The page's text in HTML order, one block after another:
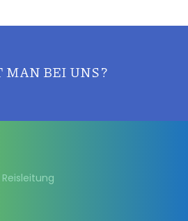
BEI UNS ?